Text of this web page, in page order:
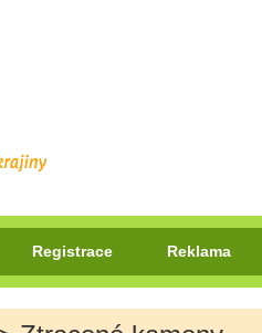
Registrace Reklama